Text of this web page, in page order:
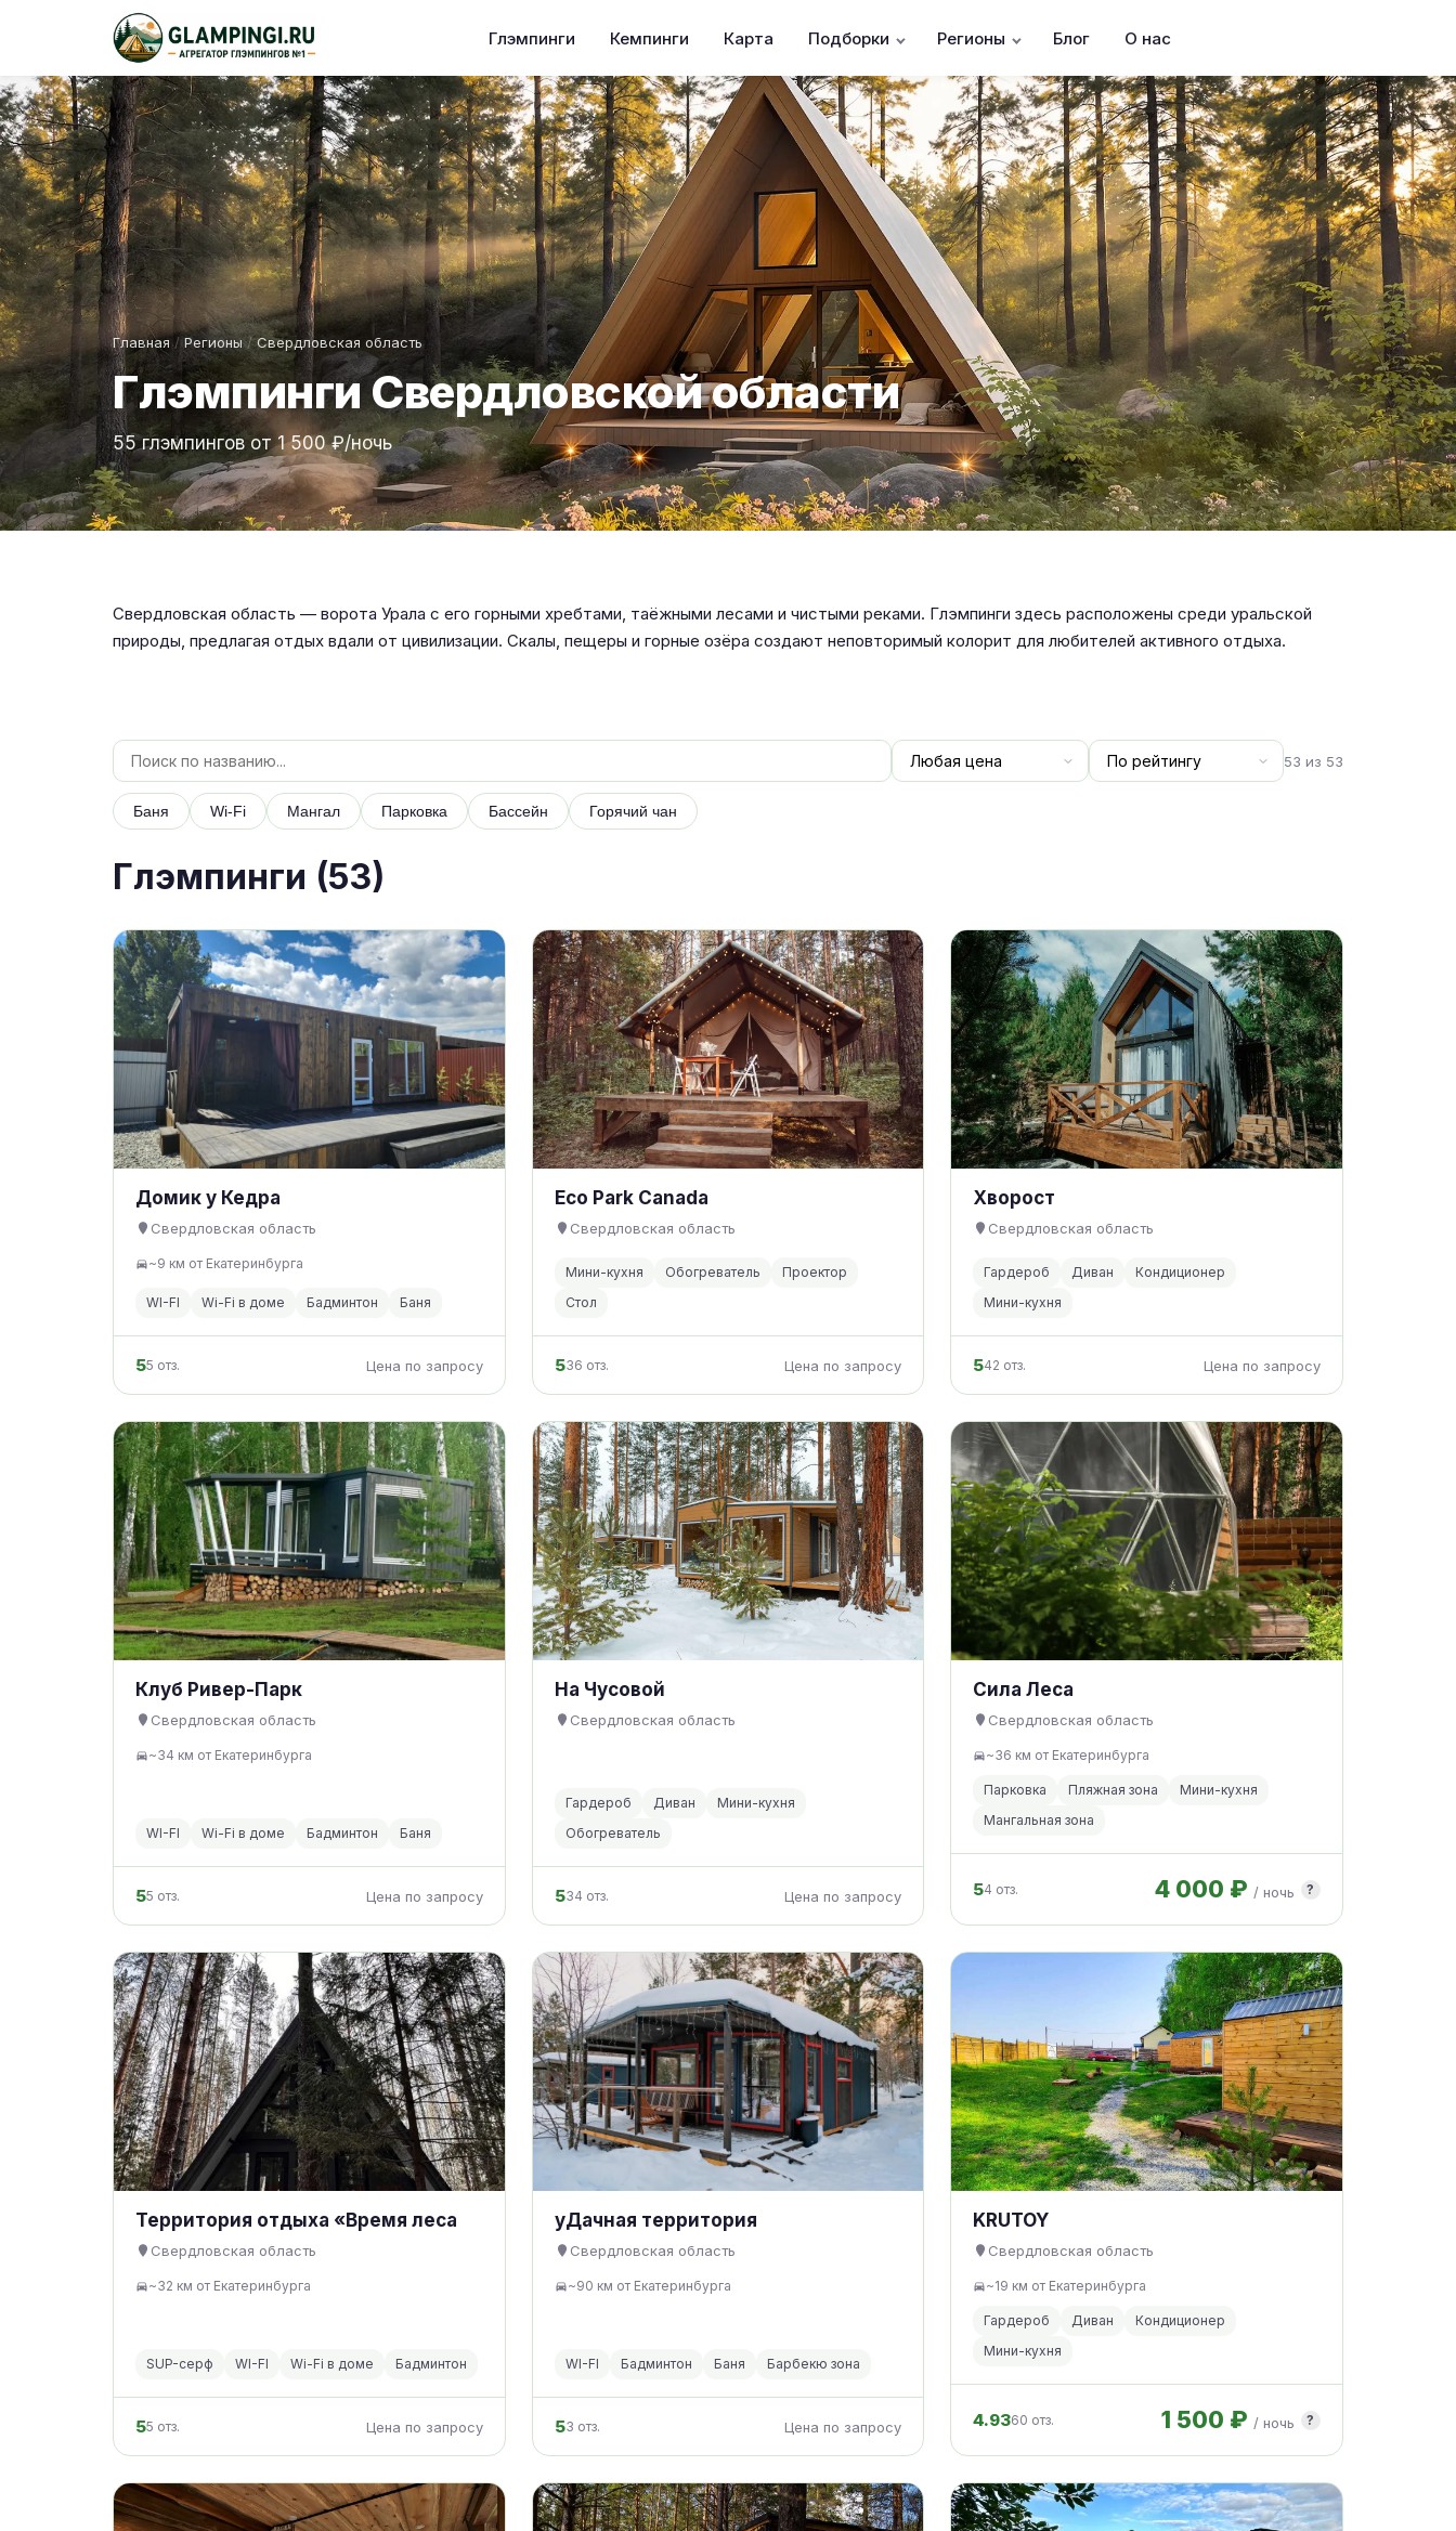
Глэмпинги Кемпинги Карта Подборки Регионы Блог О нас
Главная / Регионы / Свердловская область
Глэмпинги Свердловской области
55 глэмпингов от 1 500 ₽/ночь
Свердловская область — ворота Урала с его горными хребтами, таёжными лесами и чистыми реками. Глэмпинги здесь расположены среди уральской
природы, предлагая отдых вдали от цивилизации. Скалы, пещеры и горные озёра создают неповторимый колорит для любителей активного отдыха.
53 из 53
Баня Wi-Fi Мангал Парковка Бассейн Горячий чан
Глэмпинги (53)
Домик у Кедра
Свердловская область
~9 км от Екатеринбурга
WI-FI Wi-Fi в доме Бадминтон Баня
55 отз. Цена по запросу
Eco Park Canada
Свердловская область
Мини-кухня Обогреватель
Проектор
Стол
536 отз. Цена по запросу
Хворост
Свердловская область
Гардероб Диван
Кондиционер
Мини-кухня
542 отз. Цена по запросу
Клуб Ривер-Парк
Свердловская область
~34 км от Екатеринбурга
WI-FI Wi-Fi в доме Бадминтон Баня
55 отз. Цена по запросу
На Чусовой
Свердловская область
Гардероб Диван
Мини-кухня
Обогреватель
534 отз. Цена по запросу
Сила Леса
Свердловская область
~36 км от Екатеринбурга
Парковка Пляжная зона
Мини-кухня
Мангальная зона
54 отз. 4 000 ₽ / ночь ?
Территория отдыха «Время леса
Свердловская область
~32 км от Екатеринбурга
SUP-серф WI-FI Wi-Fi в доме Бадминтон
55 отз. Цена по запросу
уДачная территория
Свердловская область
~90 км от Екатеринбурга
WI-FI Бадминтон Баня Барбекю зона
53 отз. Цена по запросу
KRUTOY
Свердловская область
~19 км от Екатеринбурга
Гардероб Диван
Кондиционер
Мини-кухня
4.9360 отз. 1 500 ₽ / ночь ?